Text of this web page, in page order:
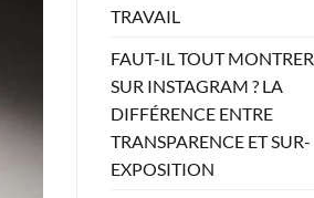
TRAVAIL
FAUT-IL TOUT MONTRER
SUR INSTAGRAM ? LA
DIFFÉRENCE ENTRE
TRANSPARENCE ET SUR-
EXPOSITION